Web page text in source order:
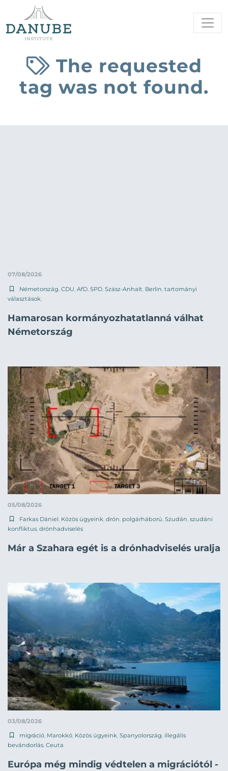
The requested
tag was not found.
07/08/2026
Németország CDU AfD SPD Szász-Anhalt Berlin tartományi
választások
Hamarosan kormányozhatatlanná válhat
Németország
05/08/2026
Farkas Dániel Közös ügyeink drón polgárháború Szudán szudáni
konfliktus drónhadviselés
Már a Szahara egét is a drónhadviselés uralja
03/08/2026
migráció, Marokkó, Közös ügyeink, Spanyolország, illegális
bevándorlás, Ceuta
Európa még mindig védtelen a migrációtól -